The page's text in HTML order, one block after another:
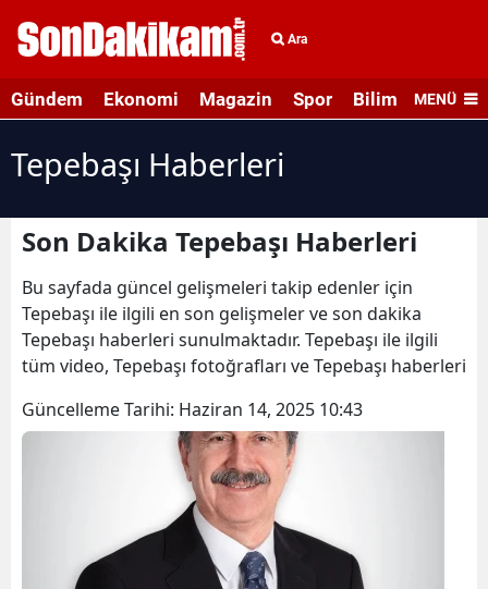
Ara
Gündem Ekonomi Magazin Spor Bilim veMENÜ
Tepebaşı Haberleri
Son Dakika Tepebaşı Haberleri
Bu sayfada güncel gelişmeleri takip edenler için
Tepebaşı ile ilgili en son gelişmeler ve son dakika
Tepebaşı haberleri sunulmaktadır. Tepebaşı ile ilgili
tüm video, Tepebaşı fotoğrafları ve Tepebaşı haberleri
Güncelleme Tarihi: Haziran 14, 2025 10:43